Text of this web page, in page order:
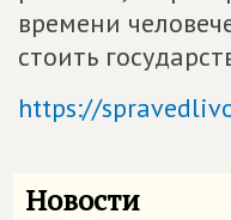
времени
стоить
https://
Новости